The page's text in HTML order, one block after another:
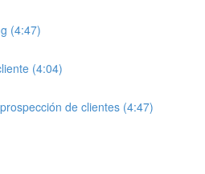
(4:47)
(4:04)
de clientes (4:47)